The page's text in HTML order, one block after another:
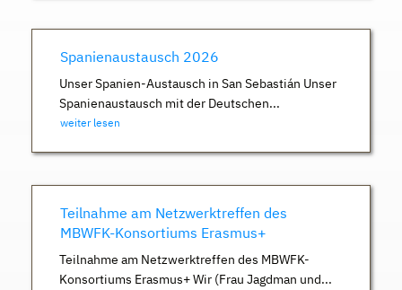
Spanienaustausch 2026
Unser Spanien-Austausch in San Sebastián Unser
Spanienaustausch mit der Deutschen...
weiter lesen
Teilnahme am Netzwerktreffen des
MBWFK-Konsortiums Erasmus+
Teilnahme am Netzwerktreffen des MBWFK-
Konsortiums Erasmus+ Wir (Frau Jagdman und...